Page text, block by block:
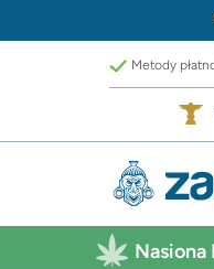
Metody
Nasiona